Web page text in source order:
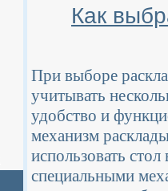
Как
При выборе
учитывать
удобство и
механизм
использовать
специальными